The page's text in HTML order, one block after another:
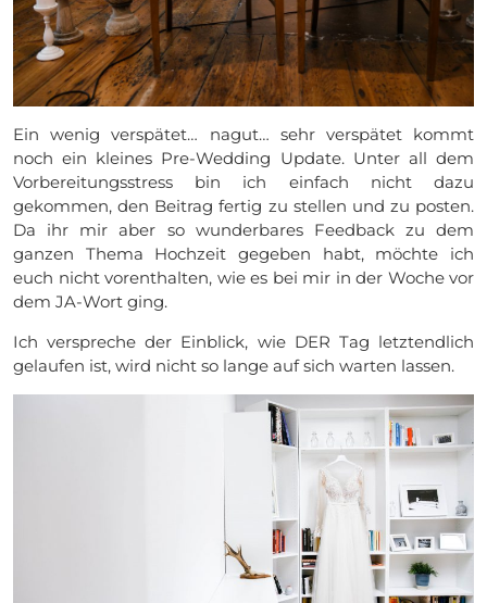
Ein wenig verspätet… nagut… sehr verspätet kommt
noch ein kleines Pre-Wedding Update. Unter all dem
Vorbereitungsstress bin ich einfach nicht dazu
gekommen, den Beitrag fertig zu stellen und zu posten.
Da ihr mir aber so wunderbares Feedback zu dem
ganzen Thema Hochzeit gegeben habt, möchte ich
euch nicht vorenthalten, wie es bei mir in der Woche vor
dem JA-Wort ging.
Ich verspreche der Einblick, wie DER Tag letztendlich
gelaufen ist, wird nicht so lange auf sich warten lassen.